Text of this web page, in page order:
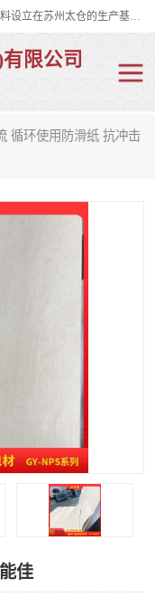
双忠包装材料（苏州）有限公司是上海双忠包装材料设立在苏州太仓的生产基地，占地约2万平米，产品主要有打孔缠绕膜，拉伸蜂窝纸，集装箱充气袋，滑托板，打包带，裹包网兜，防滑纸等箱体和托盘的运输和保护性包材。固永包材®，GooYon Pack®，是我们保护性包装材料的专属品牌。
限公司
循环使用防滑纸 抗冲击
佳
包带